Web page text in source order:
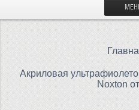
Акриловая
Noxton